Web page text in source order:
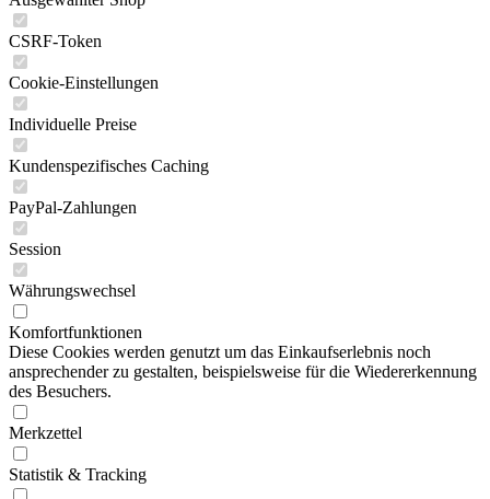
CSRF-Token
Cookie-Einstellungen
Individuelle Preise
Kundenspezifisches Caching
PayPal-Zahlungen
Session
Währungswechsel
Komfortfunktionen
Diese Cookies werden genutzt um das Einkaufserlebnis noch
ansprechender zu gestalten, beispielsweise für die Wiedererkennung
des Besuchers.
Merkzettel
Statistik & Tracking